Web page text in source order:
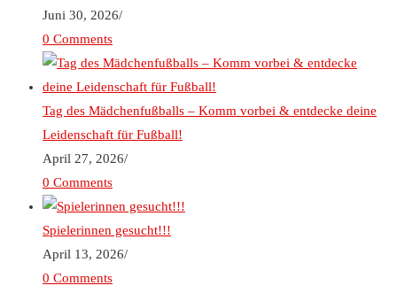
Juni 30, 2026/
0 Comments
Tag des Mädchenfußballs – Komm vorbei & entdecke deine
Leidenschaft für Fußball!
April 27, 2026/
0 Comments
Spielerinnen gesucht!!!
April 13, 2026/
0 Comments